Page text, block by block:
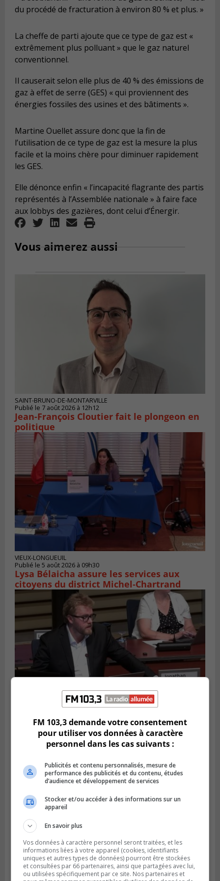
du procédé de fracturation à environ 80 % et plus. »
La cheffe de parti ajoute que ce type de gaz est «
extrêmement plus polluant » que le gaz naturel
conventionnel.
Il causerait selon elle plus de 40 % des émissions de
gaz à effet de serre (GES) « qui proviennent des
énergies fossiles des usines et des bâtiments ».
Martine Ouellet assure donc que la fin de
l’utilisation de ce type de gaz est la mesure la plus
facile et la moins chère pour diminuer rapidement
les GES.
Elle dénonce enfin « l’incapacité flagrante des partis
représentés à l’Assemblée nationale » à faire face
aux lobbys des gazières, dont celui d’Énergir.
Vous aimerez aussi
SAINT-BRUNO-DE-MONTARVILLE
Publié le 7 août 2026 à 12h12
Jean-François Cloutier fait le plongeon en
politique
VIEUX-LONGUEUIL
Publié le 5 août 2026 à 09h30
Lysa Bélaicha assure les services aux
citoyens du district Michel‑Chartrand
Publié le 4 août 2026 à 08h28
Longueuil demande de reporter une
élection partielle
VIEUX-LONGUEUIL
FM 103,3 demande votre consentement
pour utiliser vos données à caractère
personnel dans les cas suivants :
Publicités et contenu personnalisés, mesure de
performance des publicités et du contenu, études
d’audience et développement de services
Stocker et/ou accéder à des informations sur un
appareil
En savoir plus
Vos données à caractère personnel seront traitées, et les
informations liées à votre appareil (cookies, identifiants
uniques et autres types de données) pourront être stockées
et consultées par 66 partenaires, ainsi que partagées avec lui,
ou utilisées spécifiquement par ce site. Nos partenaires et